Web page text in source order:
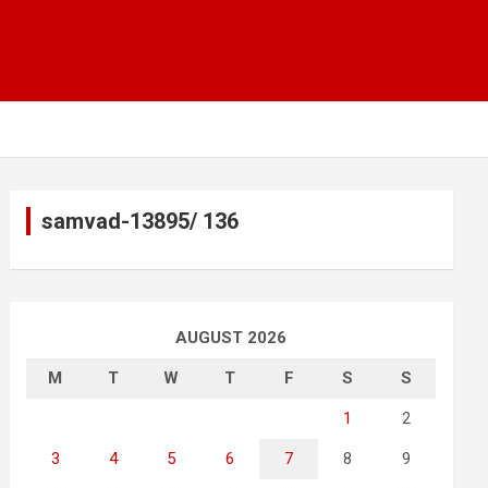
samvad-13895/ 136
AUGUST 2026
M T W T F S S
1 2
3 4 5 6 7 8 9